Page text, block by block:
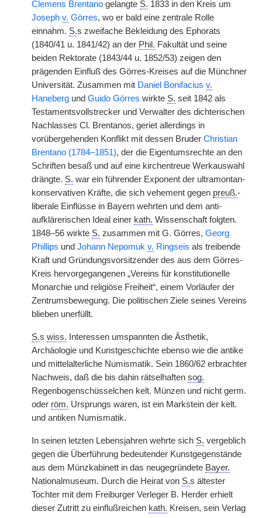
Clemens Brentano gelangte S. 1833 in den Kreis um
Joseph v. Görres, wo er bald eine zentrale Rolle
einnahm. S.s zweifache Bekleidung des Ephorats
(1840/41 u. 1841/42) an der Phil. Fakultät und seine
beiden Rektorate (1843/44 u. 1852/53) zeigen den
prägenden Einfluß des Görres-Kreises auf die Münchner
Universität. Zusammen mit Daniel Bonifacius v.
Haneberg und Guido Görres wirkte S. seit 1842 als
Testamentsvollstrecker und Verwalter des dichterischen
Nachlasses Cl. Brentanos, geriet allerdings in
vorübergehenden Konflikt mit dessen Bruder Christian
Brentano (1784–1851), der die Eigentumsrechte an den
Schriften besaß und auf eine kirchentreue Werkauswahl
drängte. S. war ein führender Exponent der ultramontan-
konservativen Kräfte, die sich vehement gegen preuß.-
liberale Einflüsse in Bayern wehrten und dem anti-
aufklärerischen Ideal einer kath. Wissenschaft folgten.
1848–56 wirkte S. zusammen mit G. Görres, Georg
Phillips und Johann Nepomuk v. Ringseis als treibende
Kraft und Gründungsvorsitzender des aus dem Görres-
Kreis hervorgegangenen „Vereins für konstitutionelle
Monarchie und religiöse Freiheit“, einem Vorläufer der
Zentrumsbewegung. Die politischen Ziele seines Vereins
blieben unerfüllt.
S.s wiss. Interessen umspannten die Ästhetik,
Archäologie und Kunstgeschichte ebenso wie die antike
und mittelalterliche Numismatik. Sein 1860/62 erbrachter
Nachweis, daß die bis dahin rätselhaften sog.
Regenbogenschüsselchen kelt. Münzen und nicht germ.
oder röm. Ursprungs waren, ist ein Markstein der kelt.
und antiken Numismatik.
In seinen letzten Lebensjahren wehrte sich S. vergeblich
gegen die Überführung bedeutender Kunstgegenstände
aus dem Münzkabinett in das neugegründete Bayer.
Nationalmuseum. Durch die Heirat von S.s ältester
Tochter mit dem Freiburger Verleger B. Herder erhielt
dieser Zutritt zu einflußreichen kath. Kreisen, sein Verlag